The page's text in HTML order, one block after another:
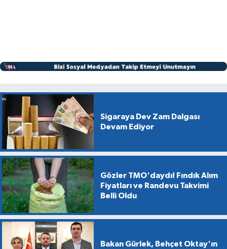
Sigaraya Dev Zam Dalgası
Devam Ediyor
Gözler TMO'daydı! Fındık Alım
Fiyatları ve Randevu Takvimi
Belli Oldu
Bakan Gürlek, Behçet Oktay'ın